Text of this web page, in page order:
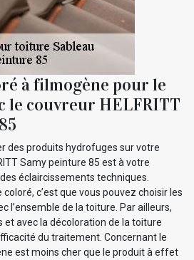
à filmogène pour le
le couvreur HELFRITT
des produits hydrofuges sur votre
Samy peinture 85 est à votre
éclaircissements techniques.
coloré, c’est que vous pouvez choisir les
l’ensemble de la toiture. Par ailleurs,
et avec la décoloration de la toiture
du traitement. Concernant le
est moins cher que le produit à effet